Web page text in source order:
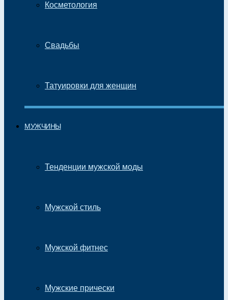
Косметология
Свадьбы
Татуировки для женщин
МУЖЧИНЫ
Тенденции мужской моды
Мужской стиль
Мужской фитнес
Мужские прически